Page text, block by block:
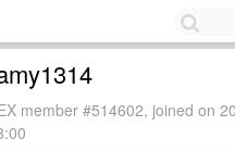
member #514602, joined on